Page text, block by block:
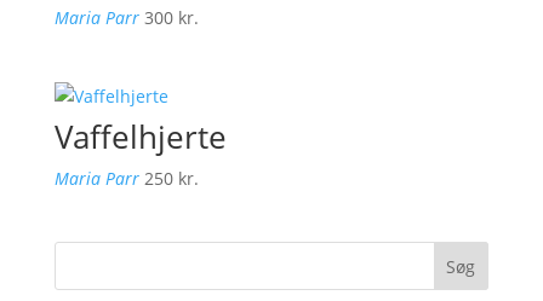
Maria Parr 300 kr.
Vaffelhjerte
Maria Parr 250 kr.
Søg